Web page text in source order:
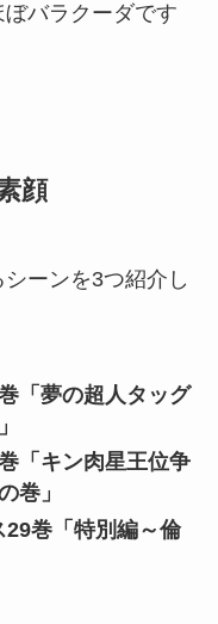
ぼバラクーダです
顔
ーンを3つ紹介し
「夢の超人タッグ
「キン肉星王位争
巻」
巻「特別編～倫